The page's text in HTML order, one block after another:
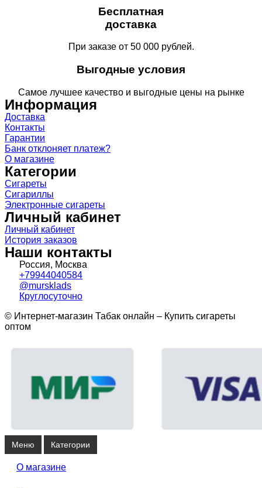
Бесплатная
доставка
При заказе от 50 000 рублей.
Выгодные условия
Самое лучшее качество и выгодные цены на рынке
Информация
Доставка
Контакты
Гарантии
Банк отклоняет платеж?
О магазине
Категории
Сигареты
Сигариллы
Электронные сигареты
Личный кабинет
Личный кабинет
История заказов
Наши контакты
Россия, Москва
+79944040584
@mursklads
Круглосуточно
© Интернет-магазин Табак онлайн – Купить сигареты
оптом
Меню Категории
О магазине